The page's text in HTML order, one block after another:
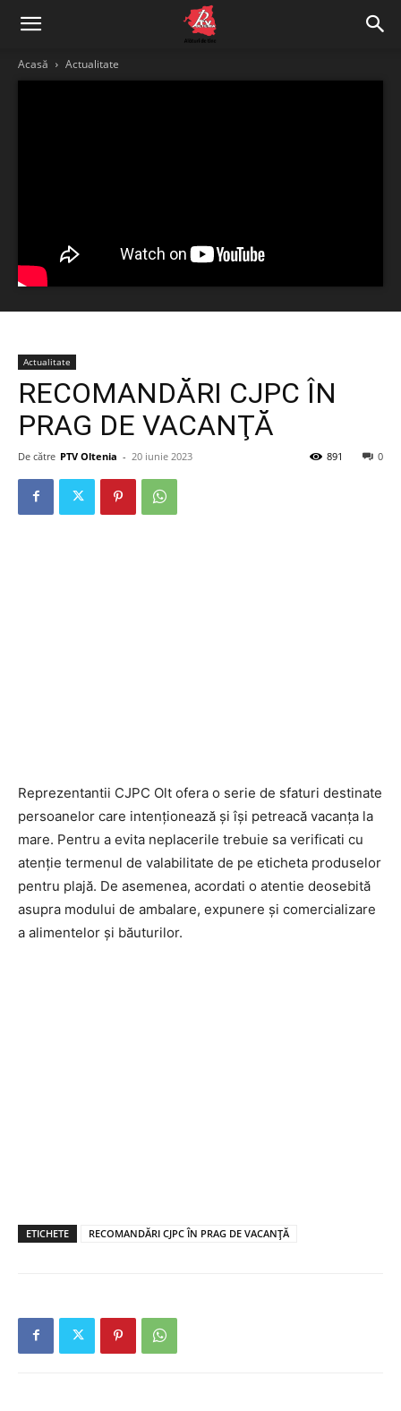
Acasă Actualitate
Actualitate
RECOMANDĂRI CJPC ÎN
PRAG DE VACANŢĂ
De către PTV Oltenia - 20 iunie 2023 0
891
Reprezentantii CJPC Olt ofera o serie de sfaturi destinate
persoanelor care intenționează și își petreacă vacanța la
mare. Pentru a evita neplacerile trebuie sa verificati cu
atenție termenul de valabilitate de pe eticheta produselor
pentru plajă. De asemenea, acordati o atentie deosebită
asupra modului de ambalare, expunere și comercializare
a alimentelor și băuturilor.
ETICHETE RECOMANDĂRI CJPC ÎN PRAG DE VACANŢĂ